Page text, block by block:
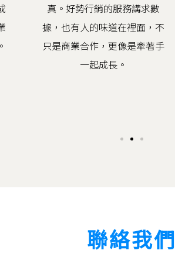
真。好勢行銷的服務講求數
據，也有人的味道在裡面，不
只是商業合作，更像是牽著手
一起成長。
聯絡我們